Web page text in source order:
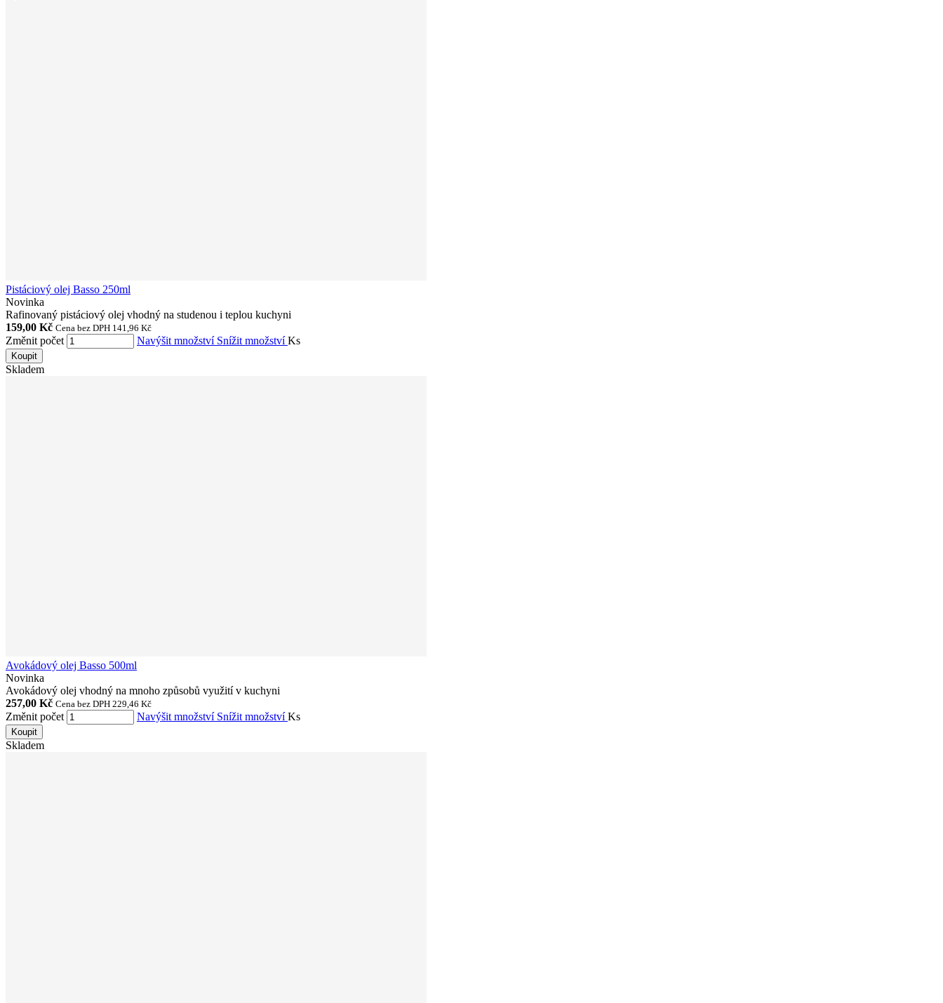
Pistáciový olej Basso 250ml
Novinka
Rafinovaný pistáciový olej vhodný na studenou i teplou kuchyni
159,00 Kč Cena bez DPH 141,96 Kč
Změnit počet Navýšit množství Snížit množstvíKs
Koupit
Skladem
Avokádový olej Basso 500ml
Novinka
Avokádový olej vhodný na mnoho způsobů využití v kuchyni
257,00 Kč Cena bez DPH 229,46 Kč
Změnit počet Navýšit množství Snížit množstvíKs
Koupit
Skladem